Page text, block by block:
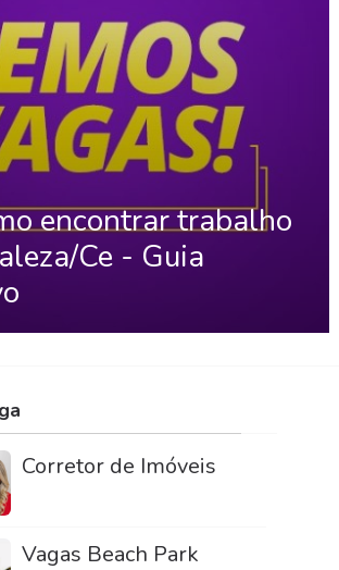
encontrar trabalho
Ce - Guia
Corretor de Imóveis
Vagas Beach Park